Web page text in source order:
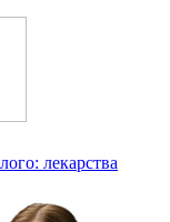
лекарства